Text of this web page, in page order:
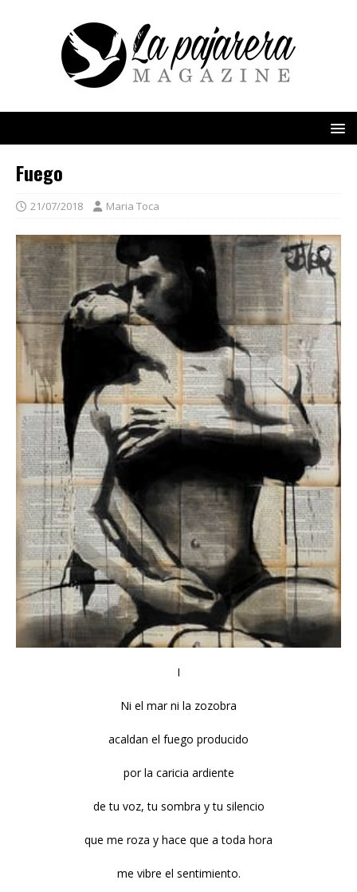
Fuego
21/07/2018 Maria Toca
I
Ni el mar ni la zozobra
acaldan el fuego producido
por la caricia ardiente
de tu voz, tu sombra y tu silencio
que me roza y hace que a toda hora
me vibre el sentimiento.